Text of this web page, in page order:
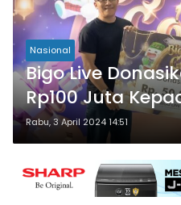
Nasional
Bigo Live
Rp100 Juta
Panti Asuhan
Rabu, 3 April 2024 14:51